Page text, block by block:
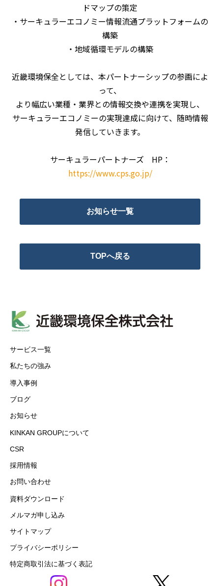
ドマップの策定
・サーキュラーエコノミー情報流通プラットフォームの
構築
・地域循環モデルの構築
近畿環境保全としては、本パートナーシップの参画によ
って、
より幅広い業種・業界との情報交換や連携を実現し、
サーキュラーエコノミーの実現達成に向けて、随時情報
発信していきます。
サーキュラーパートナーズ HP：
https://www.cps.go.jp/
お知らせ一覧
TOPへ戻る
サービス一覧
私たちの強み
導入事例
ブログ
お知らせ
KINKAN GROUPについて
CSR
採用情報
お問い合わせ
資料ダウンロード
メルマガ申し込み
サイトマップ
プライバシーポリシー
特定商取引法に基づく表記